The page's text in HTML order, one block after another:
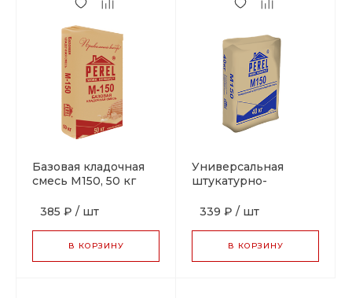
Базовая кладочная
смесь М150, 50 кг
385 ₽ / шт
В КОРЗИНУ
Универсальная
штукатурно-
М150, 40 кг
339 ₽ / шт
В КОРЗИНУ